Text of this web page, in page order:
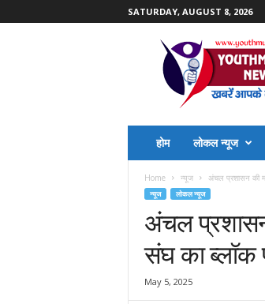
SATURDAY, AUGUST 8, 2026
होम लोकल न्यूज
Home न्यूज अंचल प्रशासन की
न्यूज लोकल न्यूज
अंचल
संघ का ब्लॉक
May 5, 2025